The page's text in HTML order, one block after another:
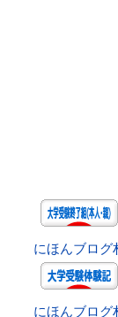
にほんブログ
にほんブログ